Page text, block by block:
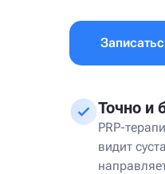
Точно и
PRP-
видит